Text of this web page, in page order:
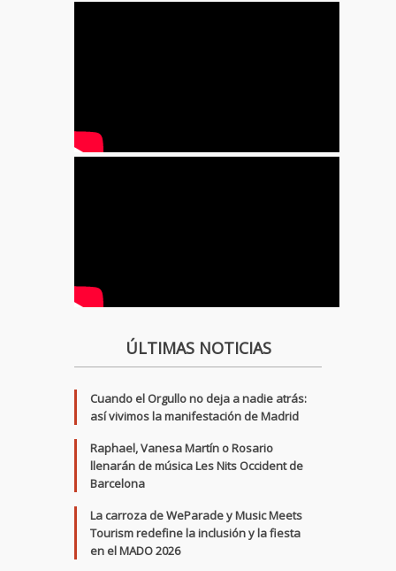
ÚLTIMAS NOTICIAS
Cuando el Orgullo no deja a nadie atrás:
así vivimos la manifestación de Madrid
Raphael, Vanesa Martín o Rosario
llenarán de música Les Nits Occident de
Barcelona
La carroza de WeParade y Music Meets
Tourism redefine la inclusión y la fiesta
en el MADO 2026